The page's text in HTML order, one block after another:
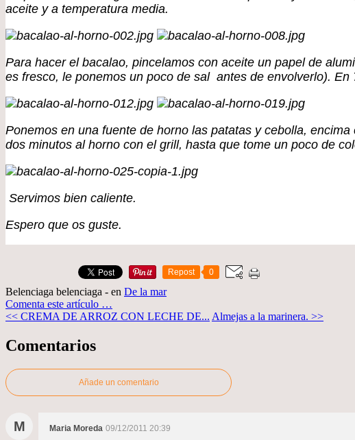
aceite y a temperatura media.
Para hacer el bacalao, pincelamos con aceite un papel de
es fresco, le ponemos un poco de sal antes de envolverlo). En
Ponemos en una fuente de horno las patatas y cebolla,
dos minutos al horno con el grill, hasta que tome un poco de
Servimos bien caliente.
Espero que os guste.
Repost 0
Belenciaga belenciaga - en De la mar
Comenta este artículo …
<< CREMA DE ARROZ CON LECHE DE... Almejas a la marinera. >>
Comentarios
Añade un comentario
M Maria Moreda 09/12/2011 20:39